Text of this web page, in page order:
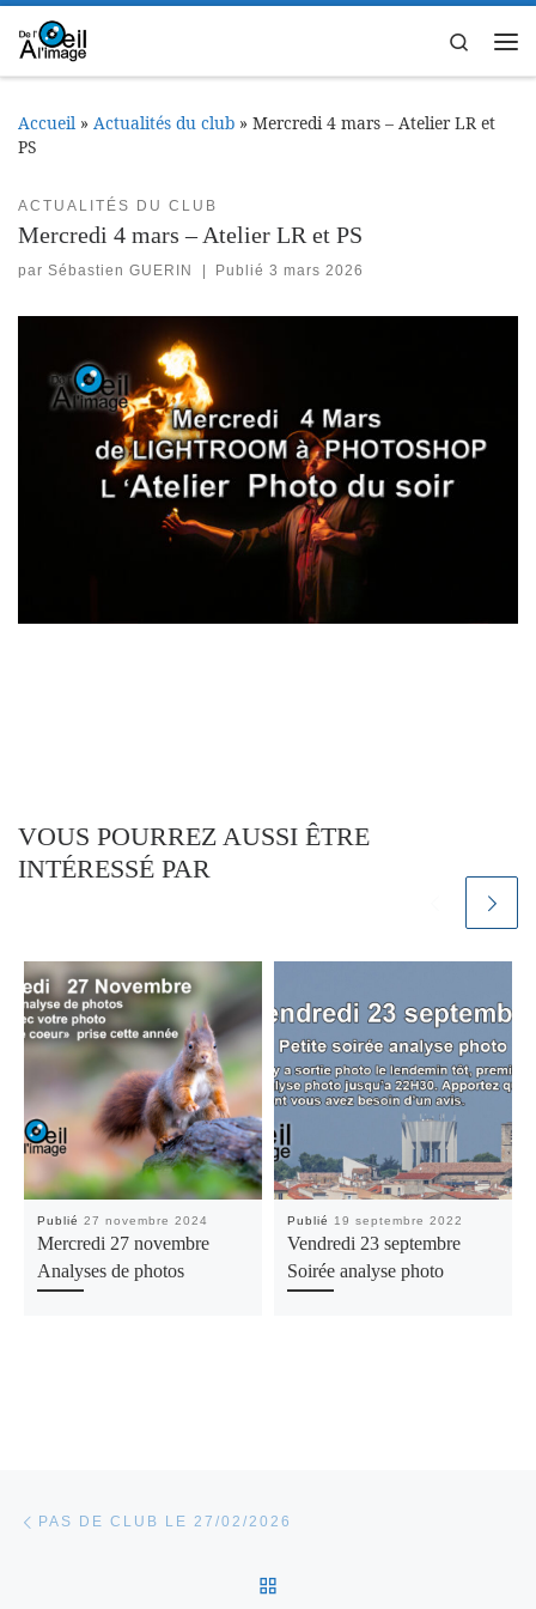
Passer au contenu
Search
Accueil » Actualités du club » Mercredi 4 mars – Atelier LR et
PS
ACTUALITÉS DU CLUB
Mercredi 4 mars – Atelier LR et PS
par Sébastien GUERIN Publié3 mars 2026
VOUS POURREZ AUSSI ÊTRE
INTÉRESSÉ PAR
Publié27 novembre 2024
Mercredi 27 novembre
Analyses de photos
Publié 19 septembre 2022
Vendredi 23 septembre
Soirée analyse photo
PAS DE CLUB LE 27/02/2026